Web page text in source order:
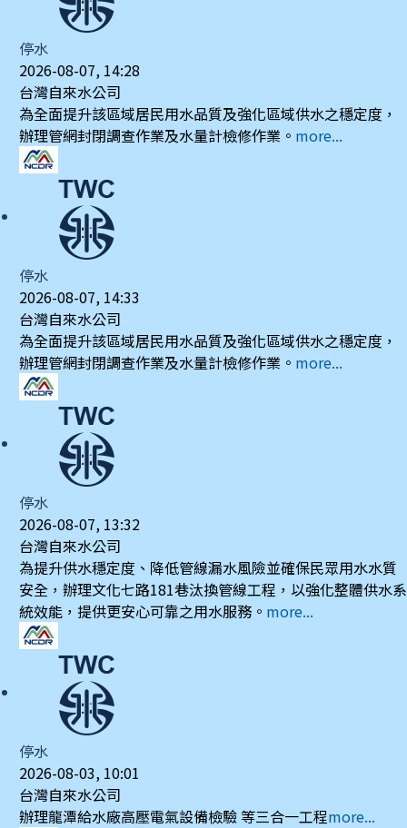
停水
2026-08-07, 14:28
台灣自來水公司
為全面提升該區域居民用水品質及強化區域供水之穩定度，
辦理管網封閉調查作業及水量計檢修作業。 more...
停水
2026-08-07, 14:33
台灣自來水公司
為全面提升該區域居民用水品質及強化區域供水之穩定度，
辦理管網封閉調查作業及水量計檢修作業。 more...
停水
2026-08-07, 13:32
台灣自來水公司
為提升供水穩定度、降低管線漏水風險並確保民眾用水水質
安全，辦理文化七路181巷汰換管線工程，以強化整體供水系
統效能，提供更安心可靠之用水服務。 more...
停水
2026-08-03, 10:01
台灣自來水公司
辦理龍潭給水廠高壓電氣設備檢驗 等三合一工程more...